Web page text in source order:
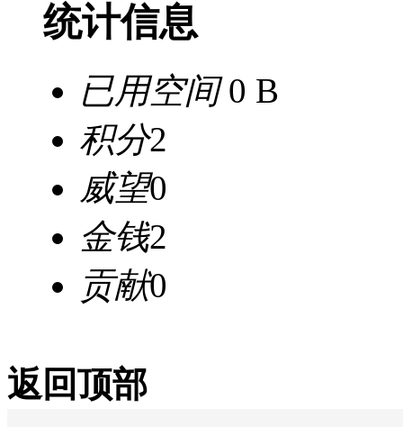
统计信息
已用空间0 B
积分2
威望0
金钱2
贡献0
返回顶部